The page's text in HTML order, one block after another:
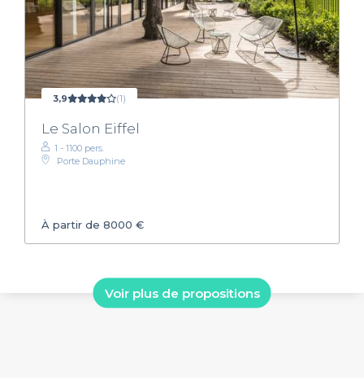
3,9 (1)
Le Salon Eiffel
1 - 1100 pers.
Porte Dauphine
À partir de 8000 €
Voir plus de propositions